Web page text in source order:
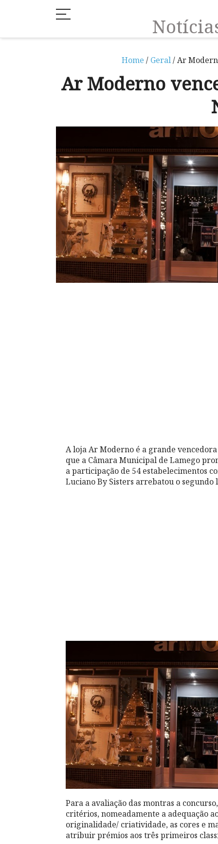
Home / Geral/ Ar
Ar Moderno
A loja Ar Moderno é a grande
que a Câmara Municipal de Lamego
a participação de 54 estabelecimentos
Luciano By Sisters arrebatou o
Para a avaliação das montras a
critérios, nomeadamente a adequação
originalidade/ criatividade, as cores e
atribuir prémios aos três primeiros